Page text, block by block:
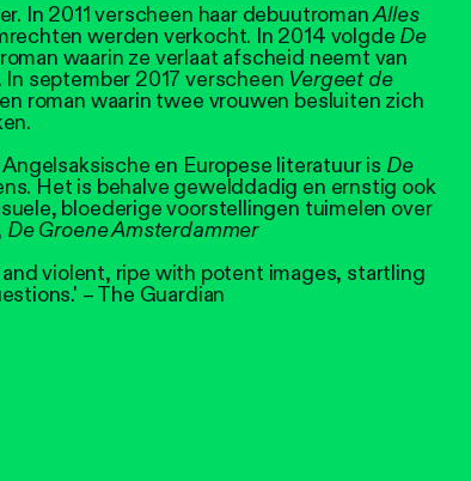
In 2011 verscheen haar debuutromanAlles
werden verkocht. In 2014 volgde De
waarin ze verlaat afscheid neemt van
september 2017 verscheen Vergeet de
roman waarin twee vrouwen besluiten zich
en Europese literatuur is De
Het is behalve gewelddadig en ernstig ook
bloederige voorstellingen tuimelen over
De Groene Amsterdammer
violent, ripe with potent images, startling
– The Guardian